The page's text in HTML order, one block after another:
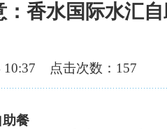
香水国际水汇
10:37 点击次数：157
餐